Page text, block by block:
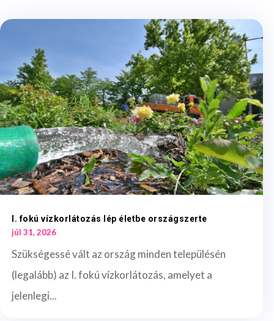
I. fokú vízkorlátozás lép életbe országszerte
júl 31, 2026
Szükségessé vált az ország minden településén
(legalább) az I. fokú vízkorlátozás, amelyet a
jelenlegi...